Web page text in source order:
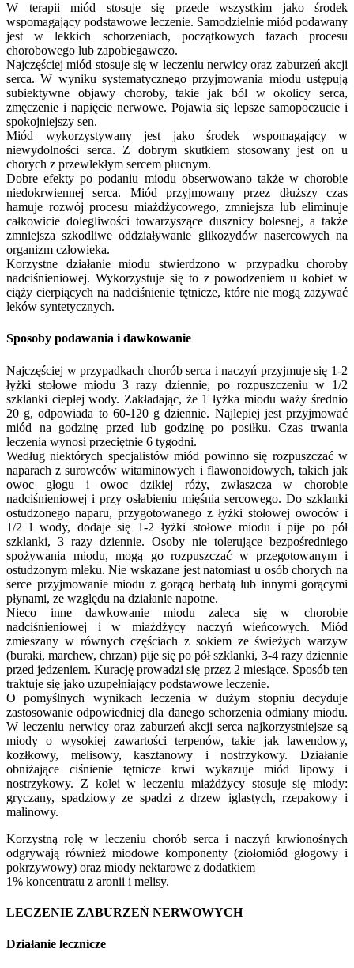
W terapii miód stosuje się przede wszystkim jako środek
wspomagający podstawowe leczenie. Samodzielnie miód podawany
jest w lekkich schorzeniach, początkowych fazach procesu
chorobowego lub zapobiegawczo.
Najczęściej miód stosuje się w leczeniu nerwicy oraz zaburzeń akcji
serca. W wyniku systematycznego przyjmowania miodu ustępują
subiektywne objawy choroby, takie jak ból w okolicy serca,
zmęczenie i napięcie nerwowe. Pojawia się lepsze samopoczucie i
spokojniejszy sen.
Miód wykorzystywany jest jako środek wspomagający w
niewydolności serca. Z dobrym skutkiem stosowany jest on u
chorych z przewlekłym sercem płucnym.
Dobre efekty po podaniu miodu obserwowano także w chorobie
niedokrwiennej serca. Miód przyjmowany przez dłuższy czas
hamuje rozwój procesu miażdżycowego, zmniejsza lub eliminuje
całkowicie dolegliwości towarzyszące dusznicy bolesnej, a także
zmniejsza szkodliwe oddziaływanie glikozydów nasercowych na
organizm człowieka.
Korzystne działanie miodu stwierdzono w przypadku choroby
nadciśnieniowej. Wykorzystuje się to z powodzeniem u kobiet w
ciąży cierpiących na nadciśnienie tętnicze, które nie mogą zażywać
leków syntetycznych.
Sposoby podawania i dawkowanie
Najczęściej w przypadkach chorób serca i naczyń przyjmuje się 1-2
łyżki stołowe miodu 3 razy dziennie, po rozpuszczeniu w 1/2
szklanki ciepłej wody. Zakładając, że 1 łyżka miodu waży średnio
20 g, odpowiada to 60-120 g dziennie. Najlepiej jest przyjmować
miód na godzinę przed lub godzinę po posiłku. Czas trwania
leczenia wynosi przeciętnie 6 tygodni.
Według niektórych specjalistów miód powinno się rozpuszczać w
naparach z surowców witaminowych i flawonoidowych, takich jak
owoc głogu i owoc dzikiej róży, zwłaszcza w chorobie
nadciśnieniowej i przy osłabieniu mięśnia sercowego. Do szklanki
ostudzonego naparu, przygotowanego z łyżki stołowej owoców i
1/2 l wody, dodaje się 1-2 łyżki stołowe miodu i pije po pół
szklanki, 3 razy dziennie. Osoby nie tolerujące bezpośredniego
spożywania miodu, mogą go rozpuszczać w przegotowanym i
ostudzonym mleku. Nie wskazane jest natomiast u osób chorych na
serce przyjmowanie miodu z gorącą herbatą lub innymi gorącymi
płynami, ze względu na działanie napotne.
Nieco inne dawkowanie miodu zaleca się w chorobie
nadciśnieniowej i w miażdżycy naczyń wieńcowych. Miód
zmieszany w równych częściach z sokiem ze świeżych warzyw
(buraki, marchew, chrzan) pije się po pół szklanki, 3-4 razy dziennie
przed jedzeniem. Kurację prowadzi się przez 2 miesiące. Sposób ten
traktuje się jako uzupełniający podstawowe leczenie.
O pomyślnych wynikach leczenia w dużym stopniu decyduje
zastosowanie odpowiedniej dla danego schorzenia odmiany miodu.
W leczeniu nerwicy oraz zaburzeń akcji serca najkorzystniejsze są
miody o wysokiej zawartości terpenów, takie jak lawendowy,
kozłkowy, melisowy, kasztanowy i nostrzykowy. Działanie
obniżające ciśnienie tętnicze krwi wykazuje miód lipowy i
nostrzykowy. Z kolei w leczeniu miażdżycy stosuje się miody:
gryczany, spadziowy ze spadzi z drzew iglastych, rzepakowy i
malinowy.
Korzystną rolę w leczeniu chorób serca i naczyń krwionośnych
odgrywają również miodowe komponenty (ziołomiód głogowy i
pokrzywowy) oraz miody nektarowe z dodatkiem
1% koncentratu z aronii i melisy.
LECZENIE ZABURZEŃ NERWOWYCH
Działanie lecznicze